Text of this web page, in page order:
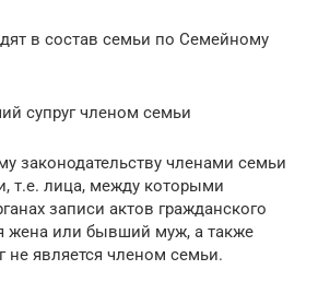
в состав семьи по Семейному
супруг членом семьи
законодательству членами семьи
т.е. лица, между которыми
записи актов гражданского
жена или бывший муж, а также
не является членом семьи.